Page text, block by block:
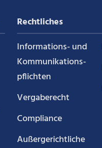
Rechtliches
Informations- und
Kommunikations­
pflichten
Vergaberecht
Compliance
Außergerichtliche